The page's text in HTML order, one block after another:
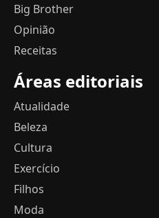
Big Brother
Opinião
Receitas
Áreas editoriais
Atualidade
Beleza
Cultura
Exercício
Filhos
Moda